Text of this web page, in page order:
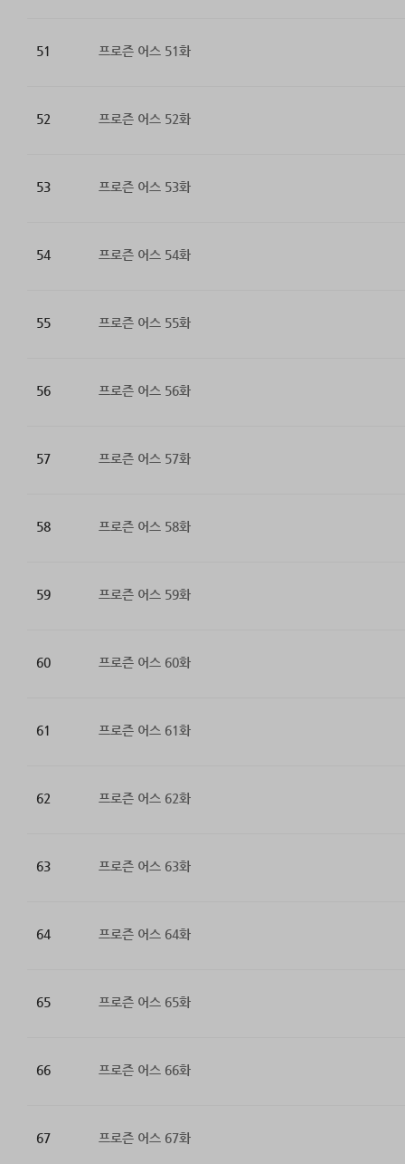
51 프로즌 어스 51화
52 프로즌 어스 52화
53 프로즌 어스 53화
54 프로즌 어스 54화
55 프로즌 어스 55화
56 프로즌 어스 56화
57 프로즌 어스 57화
58 프로즌 어스 58화
59 프로즌 어스 59화
60 프로즌 어스 60화
61 프로즌 어스 61화
62 프로즌 어스 62화
63 프로즌 어스 63화
64 프로즌 어스 64화
65 프로즌 어스 65화
66 프로즌 어스 66화
67 프로즌 어스 67화